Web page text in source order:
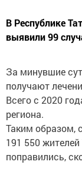
В Республике
выявили 99
За минувшие
получают
Всего с 2020
региона.
Таким образом,
191 550
поправились,